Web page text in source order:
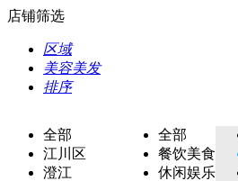
店铺筛选
区域
美容美发
排序
全部
江川区
澄江
全部
餐饮美食
休闲娱乐